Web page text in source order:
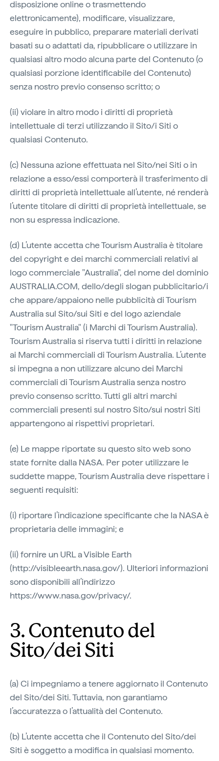
disposizione online o trasmettendo
elettronicamente), modificare, visualizzare,
eseguire in pubblico, preparare materiali derivati
basati su o adattati da, ripubblicare o utilizzare in
qualsiasi altro modo alcuna parte del Contenuto (o
qualsiasi porzione identificabile del Contenuto)
senza nostro previo consenso scritto; o
(ii) violare in altro modo i diritti di proprietà
intellettuale di terzi utilizzando il Sito/i Siti o
qualsiasi Contenuto.
(c) Nessuna azione effettuata nel Sito/nei Siti o in
relazione a esso/essi comporterà il trasferimento di
diritti di proprietà intellettuale all’utente, né renderà
l’utente titolare di diritti di proprietà intellettuale, se
non su espressa indicazione.
(d) L’utente accetta che Tourism Australia è titolare
del copyright e dei marchi commerciali relativi al
logo commerciale "Australia", del nome del dominio
AUSTRALIA.COM, dello/degli slogan pubblicitario/i
che appare/appaiono nelle pubblicità di Tourism
Australia sul Sito/sui Siti e del logo aziendale
"Tourism Australia" (i Marchi di Tourism Australia).
Tourism Australia si riserva tutti i diritti in relazione
ai Marchi commerciali di Tourism Australia. L’utente
si impegna a non utilizzare alcuno dei Marchi
commerciali di Tourism Australia senza nostro
previo consenso scritto. Tutti gli altri marchi
commerciali presenti sul nostro Sito/sui nostri Siti
appartengono ai rispettivi proprietari.
(e) Le mappe riportate su questo sito web sono
state fornite dalla NASA. Per poter utilizzare le
suddette mappe, Tourism Australia deve rispettare i
seguenti requisiti:
(i) riportare l’indicazione specificante che la NASA è
proprietaria delle immagini; e
(ii) fornire un URL a Visible Earth
(http://visibleearth.nasa.gov/). Ulteriori informazioni
sono disponibili all’indirizzo
https://www.nasa.gov/privacy/.
3. Contenuto del
Sito/dei Siti
(a) Ci impegniamo a tenere aggiornato il Contenuto
del Sito/dei Siti. Tuttavia, non garantiamo
l’accuratezza o l’attualità del Contenuto.
(b) L’utente accetta che il Contenuto del Sito/dei
Siti è soggetto a modifica in qualsiasi momento.